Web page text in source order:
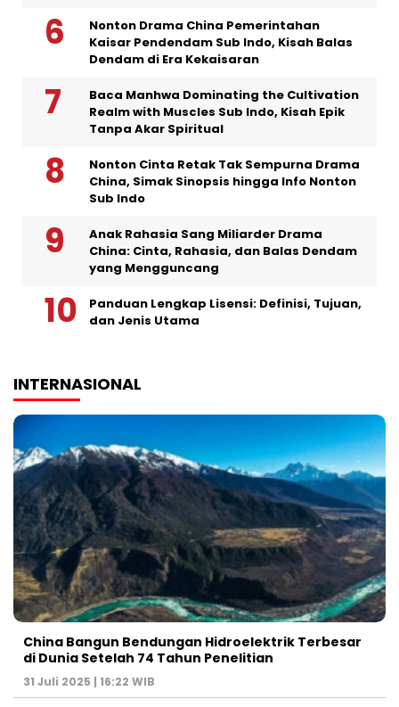
Nonton Drama China Pemerintahan
Kaisar Pendendam Sub Indo, Kisah Balas
Dendam di Era Kekaisaran
Baca Manhwa Dominating the Cultivation
Realm with Muscles Sub Indo, Kisah Epik
Tanpa Akar Spiritual
Nonton Cinta Retak Tak Sempurna Drama
China, Simak Sinopsis hingga Info Nonton
Sub Indo
Anak Rahasia Sang Miliarder Drama
China: Cinta, Rahasia, dan Balas Dendam
yang Mengguncang
Panduan Lengkap Lisensi: Definisi, Tujuan,
dan Jenis Utama
INTERNASIONAL
China Bangun Bendungan Hidroelektrik Terbesar
di Dunia Setelah 74 Tahun Penelitian
31 Juli 2025 | 16:22 WIB